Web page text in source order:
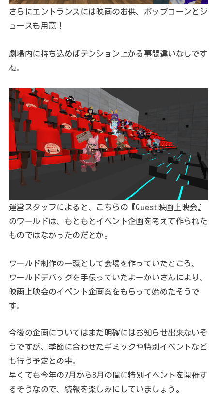
さらにエントランスには映画のお供、ポップコーンとジ
ュースも用意！
劇場内に持ち込めばテンション上がる事間違いなしです
ね。
運営スタッフによると、こちらの『Quest映画上映会』
のワールドは、もともとイベント企画を考えて作られた
ものではなかったのだとか。
ワールド制作の一環として会場を作っていたところ、
ワールドデバッグを手伝っていたよーかいさんにより、
映画上映会のイベント企画案をもらって始めたそうで
す。
今後の企画についてはまだ明確にはお知らせ出来ないそ
うですが、季節に合わせたギミックや特別イベントなど
も行う予定との事。
早くても今年の7月から8月の間に特別イベントを開催す
るそうなので、続報を楽しみにしていましょう。